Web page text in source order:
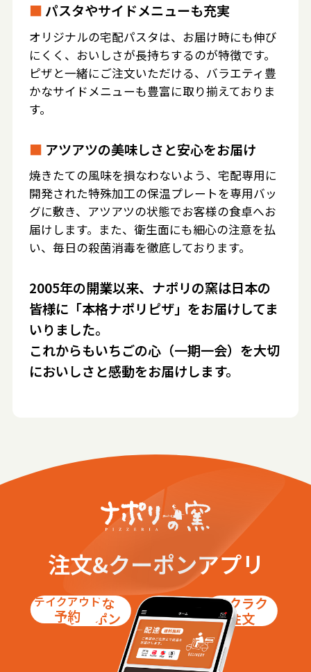
■ パスタやサイドメニューも充実
オリジナルの宅配パスタは、お届け時にも伸び
にくく、おいしさが長持ちするのが特徴です。
ピザと一緒にご注文いただける、バラエティ豊
かなサイドメニューも豊富に取り揃えておりま
す。
■ アツアツの美味しさと安心をお届け
焼きたての風味を損なわないよう、宅配専用に
開発された特殊加工の保温プレートを専用バッ
グに敷き、アツアツの状態でお客様の食卓へお
届けします。また、衛生面にも細心の注意を払
い、毎日の殺菌消毒を徹底しております。
2005年の開業以来、ナポリの窯は日本の
皆様に「本格ナポリピザ」をお届けしてま
いりました。
これからもいちごの心（一期一会）を大切
においしさと感動をお届けします。
注文&クーポンアプリ
お得な
クーポン
テイクアウト
予約
ラクラク
注文